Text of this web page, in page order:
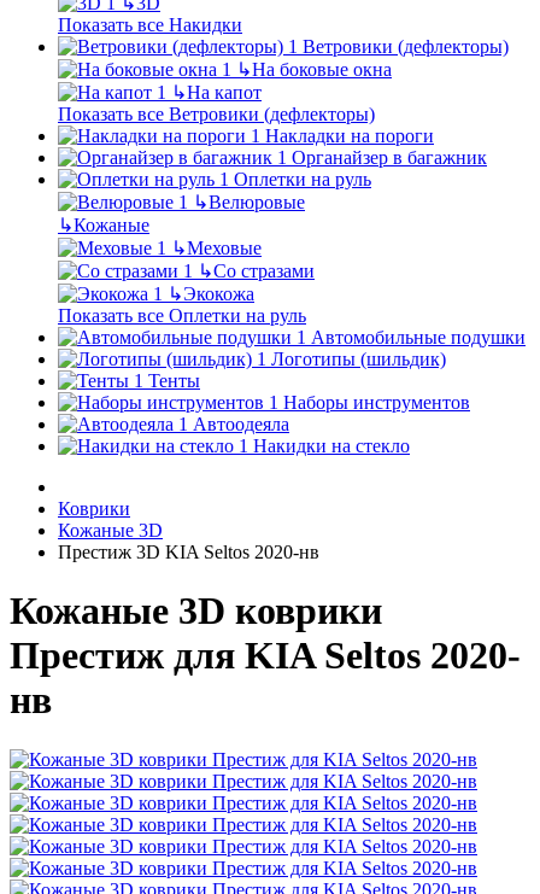
Показать все Накидки
Ветровики (дефлекторы)
↳На боковые окна
↳На капот
Показать все Ветровики (дефлекторы)
Накладки на пороги
Органайзер в багажник
Оплетки на руль
↳Велюровые
↳Кожаные
↳Меховые
↳Со стразами
↳Экокожа
Показать все Оплетки на руль
Автомобильные подушки
Логотипы (шильдик)
Тенты
Наборы инструментов
Автоодеяла
Накидки на стекло
Коврики
Кожаные 3D
Престиж 3D KIA Seltos 2020-нв
Кожаные 3D коврики
Престиж для KIA Seltos 2020-
нв